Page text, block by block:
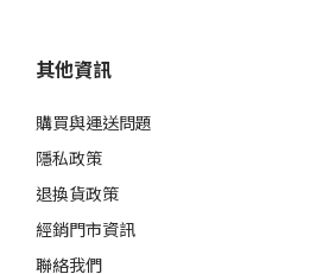
其他資訊
購買與運送問題
隱私政策
退換貨政策
經銷門市資訊
聯絡我們